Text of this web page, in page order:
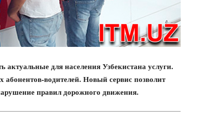
для населения Узбекистана услуги.
абонентов-водителей. Новый сервис позволит
правил дорожного движения.